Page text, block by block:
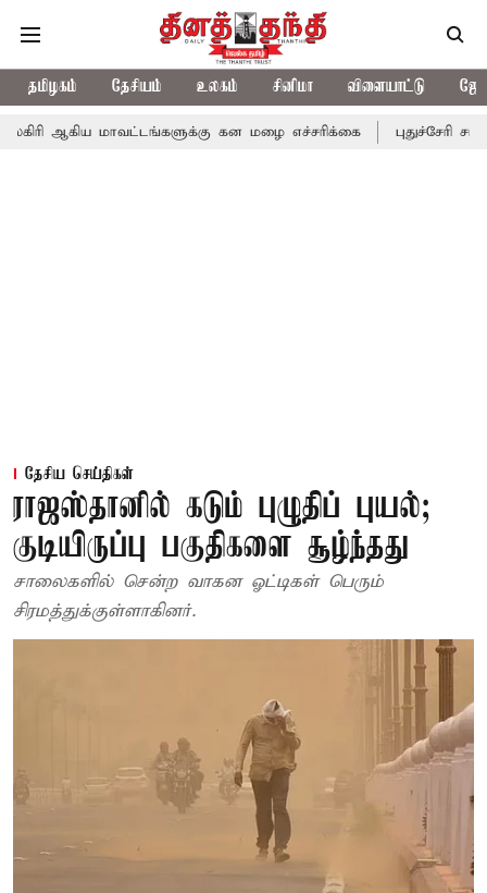
தமிழகம் தேசியம் உலகம் சினிமா விளையாட்டு
மாவட்டங்களுக்கு கன மழை எச்சரிக்கை புதுச்சேரி
தேசிய செய்திகள்
ராஜஸ்தானில் கடும் புழுதிப் புயல்;
குடியிருப்பு பகுதிகளை சூழ்ந்தது
சாலைகளில் சென்ற வாகன ஓட்டிகள் பெரும்
சிரமத்துக்குள்ளாகினர்.